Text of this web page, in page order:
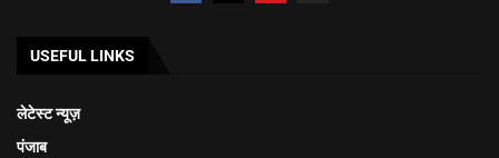
USEFUL LINKS
लेटेस्ट न्यूज़
पंजाब